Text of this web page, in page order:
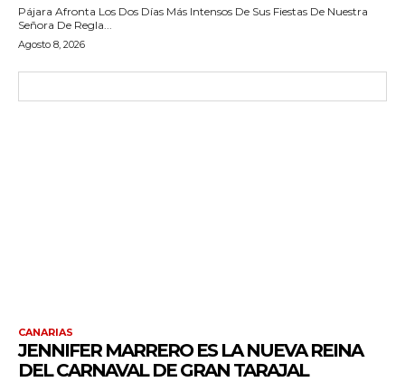
Pájara Afronta Los Dos Días Más Intensos De Sus Fiestas De Nuestra
Señora De Regla...
Agosto 8, 2026
CANARIAS
JENNIFER MARRERO ES LA NUEVA REINA
DEL CARNAVAL DE GRAN TARAJAL